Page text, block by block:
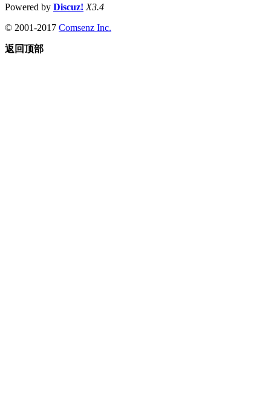
Powered by Discuz! X3.4
© 2001-2017 Comsenz Inc.
返回顶部